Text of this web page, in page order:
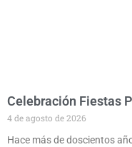
Celebración Fiestas
4 de agosto de 2026
Hace más de doscientos